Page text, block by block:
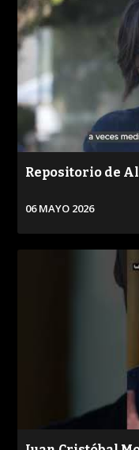
Repositorio de
06 MAYO 2026